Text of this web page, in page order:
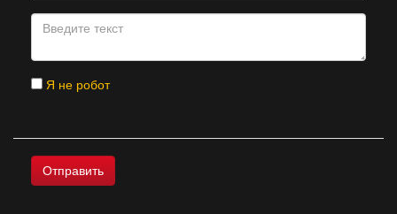
Я не робот